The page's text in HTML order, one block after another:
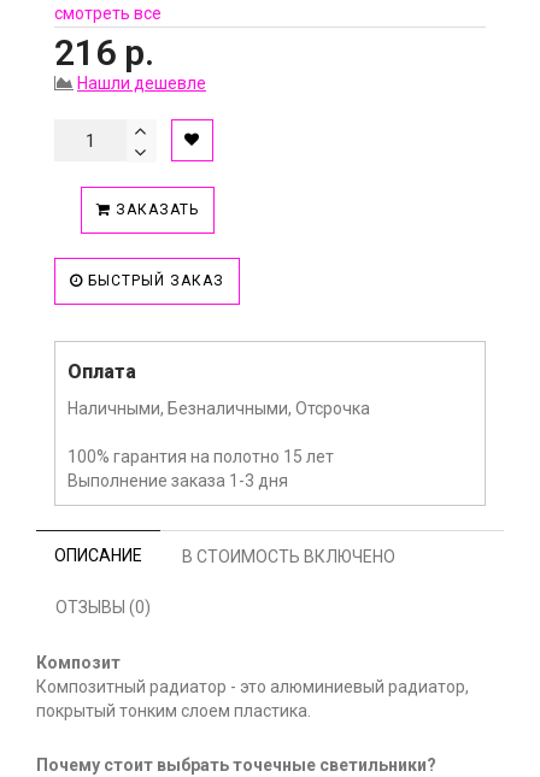
смотреть все
216 р.
Нашли дешевле
ЗАКАЗАТЬ
БЫСТРЫЙ ЗАКАЗ
Оплата
Наличными, Безналичными, Отсрочка
100% гарантия на полотно 15 лет
Выполнение заказа 1-3 дня
ОПИСАНИЕ В СТОИМОСТЬ ВКЛЮЧЕНО
ОТЗЫВЫ (0)
Композит
Композитный радиатор - это алюминиевый радиатор,
покрытый тонким слоем пластика.
Почему стоит выбрать точечные светильники?